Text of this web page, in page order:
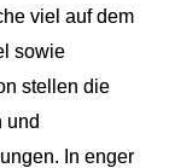
viel auf dem
sowie
stellen die
und
In enger